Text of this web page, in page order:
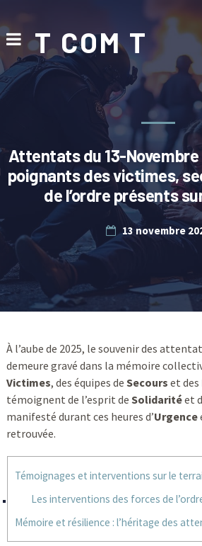
T COM T
Attentats du 13-
poignants des victimes,
de l’ordre présents
13 novembre
À l’aube de 2025, le souvenir des
demeure gravé dans la mémoire
Victimes, des équipes de Secours et des
témoignent de l’esprit de Solidaritéet
manifesté durant ces heures d’Urgence
retrouvée.
Témoignages et interventions sur le
Les interventions des forces de
Mémoire et résilience : l’héritage des